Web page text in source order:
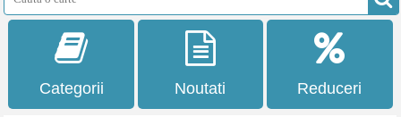
Categorii Noutati Reduceri